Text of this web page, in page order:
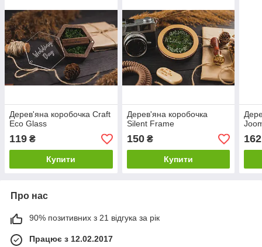
Дерев'яна коробочка Craft
Eco Glass
119 ₴
Купити
Дерев'яна коробочка
Silent Frame
150₴
Купити
162
Про нас
90% позитивних з 21 відгука за рік
Працює з 12.02.2017